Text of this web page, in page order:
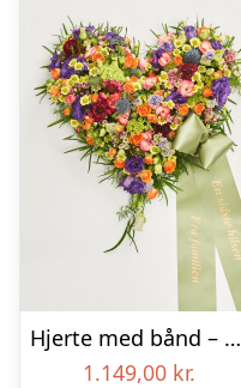
Hjerte med bånd – Floristens kreative valg
1.149,00 kr.